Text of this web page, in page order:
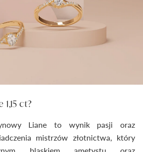
ct?
Liane to wynik pasji oraz
mistrzów złotnictwa, który